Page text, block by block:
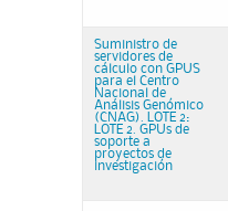
Suministro de
servidores de
cálculo con GPUS
para el Centro
Nacional de
Análisis Genómico
(CNAG). LOTE 2:
LOTE 2. GPUs de
soporte a
proyectos de
investigación